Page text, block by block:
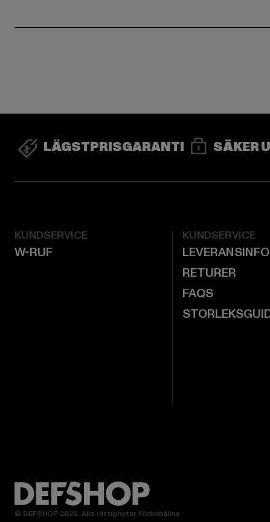
LÄGSTPRISGARANTI SÄKER
KUNDSERVICE
W-RUF
KUNDSERVICE
RETURER
FAQS
© DEFSHOP 2026. Alla rättigheter förbehållna